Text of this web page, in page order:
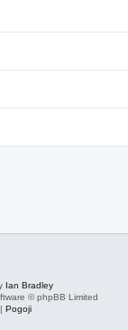
Ian Bradley
© phpBB Limited
Pogoji